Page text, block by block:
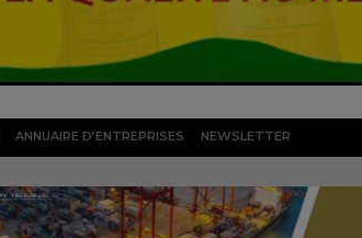
ANNUAIRE D’ENTREPRISES NEWSLETTER